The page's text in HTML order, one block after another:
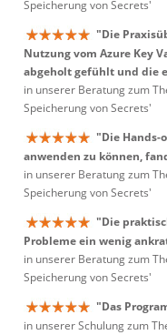
Speicherung von Secrets'
"Die
Nutzung vom Azure Key
abgeholt gefühlt und die
in unserer Beratung zum
Speicherung von Secrets'
"Die Hands-
anwenden zu können,
in unserer Beratung zum
Speicherung von Secrets'
"Die
Probleme ein wenig
in unserer Beratung zum
Speicherung von Secrets'
"Das
in unserer Schulung zum